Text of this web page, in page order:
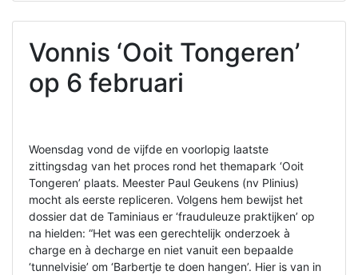
Vonnis ‘Ooit Tongeren’
op 6 februari
Woensdag vond de vijfde en voorlopig laatste
zittingsdag van het proces rond het themapark ‘Ooit
Tongeren’ plaats. Meester Paul Geukens (nv Plinius)
mocht als eerste repliceren. Volgens hem bewijst het
dossier dat de Taminiaus er ‘frauduleuze praktijken’ op
na hielden: “Het was een gerechtelijk onderzoek à
charge en à decharge en niet vanuit een bepaalde
‘tunnelvisie’ om ‘Barbertje te doen hangen’. Hier is van in